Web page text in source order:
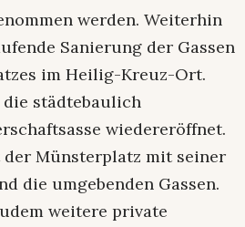
werden. Weiterhin
Sanierung der Gassen
im Heilig-Kreuz-Ort.
städtebaulich
wiedereröffnet.
Münsterplatz mit seiner
die umgebenden Gassen.
weitere private